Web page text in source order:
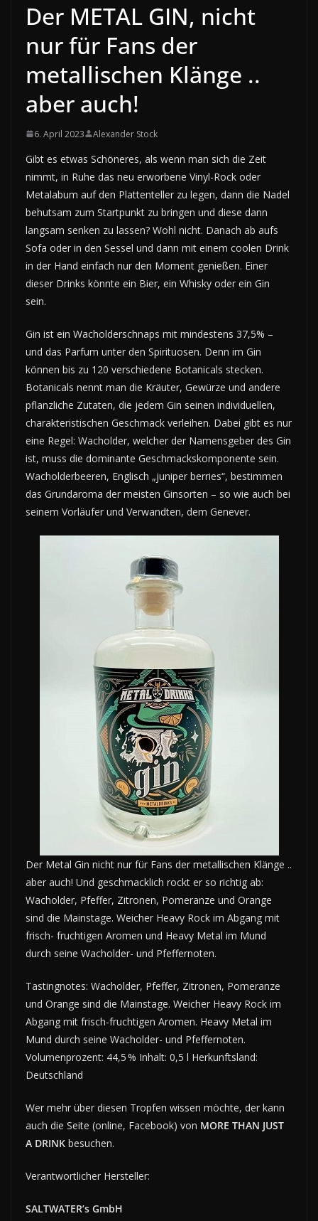
Der METAL GIN, nicht
nur für Fans der
metallischen Klänge ..
aber auch!
6. April 2023 Alexander Stock
Gibt es etwas Schöneres, als wenn man sich die Zeit
nimmt, in Ruhe das neu erworbene Vinyl-Rock oder
Metalabum auf den Plattenteller zu legen, dann die Nadel
behutsam zum Startpunkt zu bringen und diese dann
langsam senken zu lassen? Wohl nicht. Danach ab aufs
Sofa oder in den Sessel und dann mit einem coolen Drink
in der Hand einfach nur den Moment genießen. Einer
dieser Drinks könnte ein Bier, ein Whisky oder ein Gin
sein.
Gin ist ein Wacholderschnaps mit mindestens 37,5% –
und das Parfum unter den Spirituosen. Denn im Gin
können bis zu 120 verschiedene Botanicals stecken.
Botanicals nennt man die Kräuter, Gewürze und andere
pflanzliche Zutaten, die jedem Gin seinen individuellen,
charakteristischen Geschmack verleihen. Dabei gibt es nur
eine Regel: Wacholder, welcher der Namensgeber des Gin
ist, muss die dominante Geschmackskomponente sein.
Wacholderbeeren, Englisch „juniper berries“, bestimmen
das Grundaroma der meisten Ginsorten – so wie auch bei
seinem Vorläufer und Verwandten, dem Genever.
Der Metal Gin nicht nur für Fans der metallischen Klänge ..
aber auch! Und geschmacklich rockt er so richtig ab:
Wacholder, Pfeffer, Zitronen, Pomeranze und Orange
sind die Mainstage. Weicher Heavy Rock im Abgang mit
frisch- fruchtigen Aromen und Heavy Metal im Mund
durch seine Wacholder- und Pfeffernoten.
Tastingnotes: Wacholder, Pfeffer, Zitronen, Pomeranze
und Orange sind die Mainstage. Weicher Heavy Rock im
Abgang mit frisch-fruchtigen Aromen. Heavy Metal im
Mund durch seine Wacholder- und Pfeffernoten.
Volumenprozent: 44,5 % Inhalt: 0,5 l Herkunftsland:
Deutschland
Wer mehr über diesen Tropfen wissen möchte, der kann
auch die Seite (online, Facebook) von MORE THAN JUST
A DRINK besuchen.
Verantwortlicher Hersteller:
SALTWATER’s GmbH